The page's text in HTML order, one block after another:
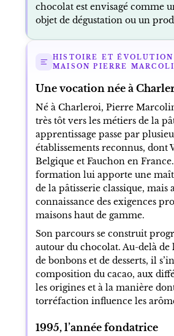
chocolat est envisagé comme
objet de dégustation ou un
HISTOIRE ET
MAISON PIERRE
Une vocation née à
Né à Charleroi, Pierre
très tôt vers les métiers de la
apprentissage passe par
établissements reconnus, dont
Belgique et Fauchon en
formation lui apporte une
de la pâtisserie classique, mais
connaissance des exigences
maisons haut de gamme.
Son parcours se construit
autour du chocolat. Au-delà
de bonbons et de desserts, il
composition du cacao, aux
les origines et à la manière
torréfaction influence les
1995, l’année fondatrice